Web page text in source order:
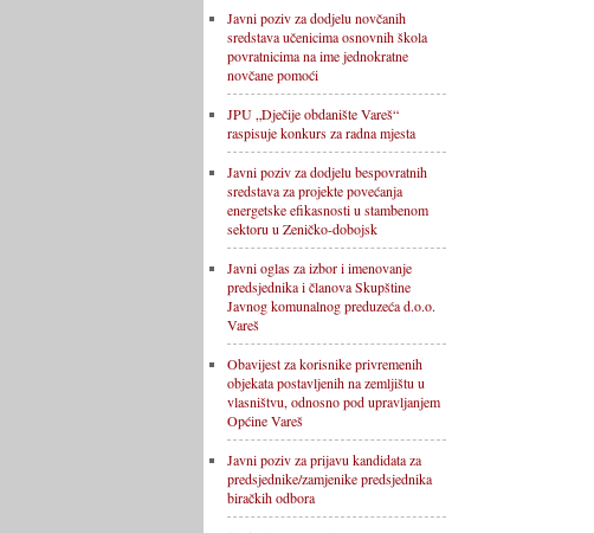
Javni poziv za dodjelu novčanih
sredstava učenicima osnovnih škola
povratnicima na ime jednokratne
novčane pomoći
JPU „Dječije obdanište Vareš“
raspisuje konkurs za radna mjesta
Javni poziv za dodjelu bespovratnih
sredstava za projekte povećanja
energetske efikasnosti u stambenom
sektoru u Zeničko-dobojsk
Javni oglas za izbor i imenovanje
predsjednika i članova Skupštine
Javnog komunalnog preduzeća d.o.o.
Vareš
Obavijest za korisnike privremenih
objekata postavljenih na zemljištu u
vlasništvu, odnosno pod upravljanjem
Općine Vareš
Javni poziv za prijavu kandidata za
predsjednike/zamjenike predsjednika
biračkih odbora